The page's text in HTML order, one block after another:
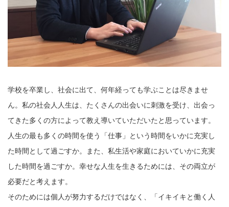
学校を卒業し、社会に出て、何年経っても学ぶことは尽きませ
ん。私の社会人人生は、たくさんの出会いに刺激を受け、出会っ
てきた多くの方によって教え導いていただいたと思っています。
人生の最も多くの時間を使う「仕事」という時間をいかに充実し
た時間として過ごすか。また、私生活や家庭においていかに充実
した時間を過ごすか。幸せな人生を生きるためには、その両立が
必要だと考えます。
そのためには個人が努力するだけではなく、「イキイキと働く人